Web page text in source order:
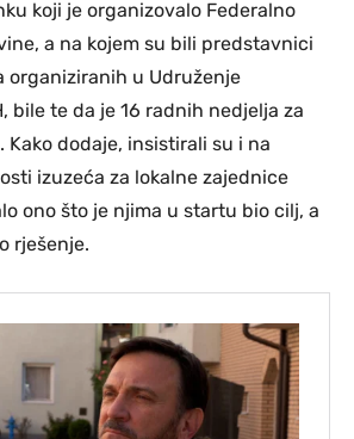
koji je organizovalo Federalno
a na kojem su bili predstavnici
organiziranih u Udruženje
bile te da je 16 radnih nedjelja za
Kako dodaje, insistirali su i na
izuzeća za lokalne zajednice
ono što je njima u startu bio cilj, a
rješenje.